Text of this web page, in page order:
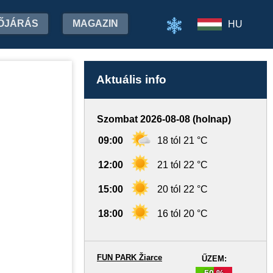
MAGAZIN HU
Aktuális info
Szombat 2026-08-08 (holnap)
09:00 18 tól 21 °C
12:00 21 tól 22 °C
15:00 20 tól 22 °C
18:00 16 tól 20 °C
ŰZEM:
FUN PARK Žiarce